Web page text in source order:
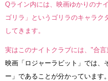
Qライン内には、映画ゆかりのナ
ゴリラ」というゴリラのキャラク
してきます。
実はこのナイトクラブには、"合言
映画「ロジャーラビット」では、
ー」であることが分かっています。